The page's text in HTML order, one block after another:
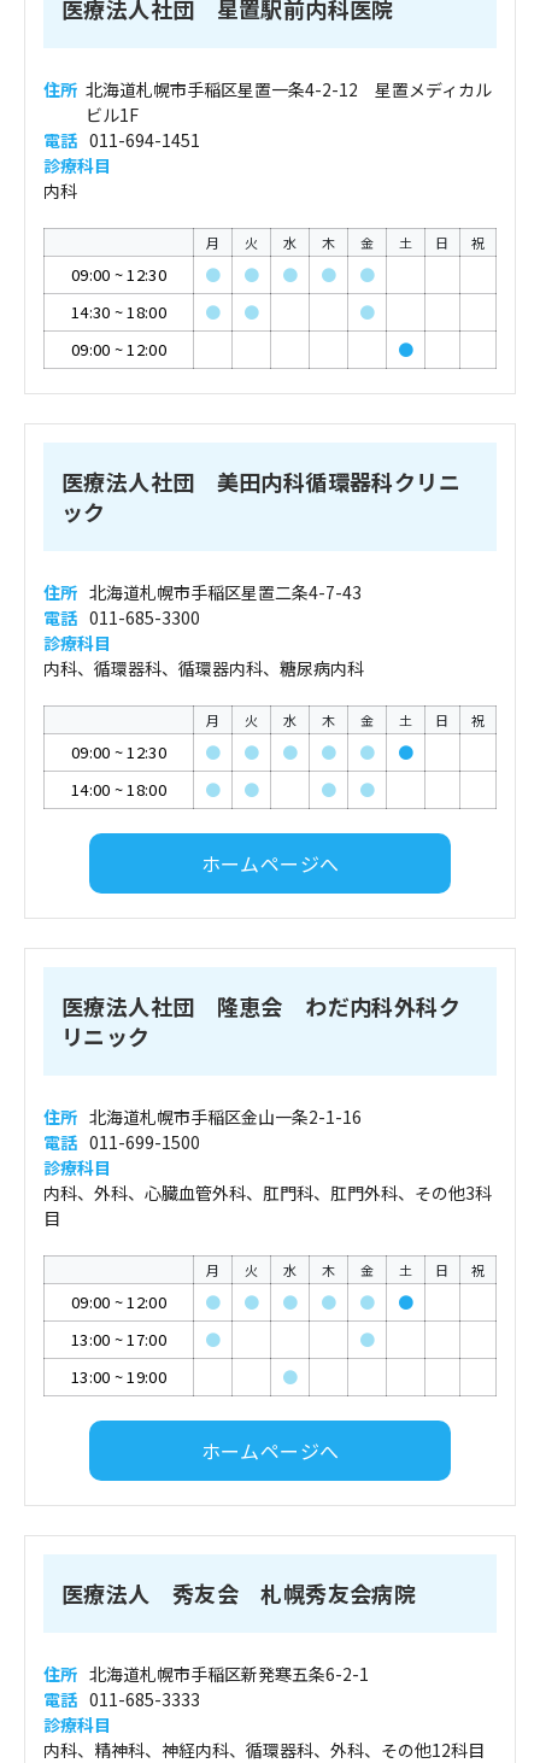
医療法人社団 星置駅前内科医院
住所 北海道札幌市手稲区星置一条4-2-12 星置メディカル
ビル1F
電話 011-694-1451
診療科目
内科
月 火 水 木 金 土 日 祝
09:00 ~12:30 ● ● ● ●
●
14:30 ~18:00 ● ●
●
09:00 ~12:00 ●
医療法人社団 美田内科循環器科クリニ
ック
住所 北海道札幌市手稲区星置二条4-7-43
電話 011-685-3300
診療科目
内科、循環器科、循環器内科、糖尿病内科
月 火 水 木 金 土 日 祝
09:00 ~12:30 ● ● ● ● ●
●
14:00 ~18:00 ● ● ● ●
ホームページへ
医療法人社団 隆恵会 わだ内科外科ク
リニック
住所 北海道札幌市手稲区金山一条2-1-16
電話 011-699-1500
診療科目
内科、外科、心臓血管外科、肛門科、肛門外科、その他3科
目
月 火 水 木 金 土 日 祝
09:00 ~12:00 ● ● ● ● ●
●
13:00 ~17:00 ●
●
13:00 ~19:00 ●
ホームページへ
医療法人 秀友会 札幌秀友会病院
住所 北海道札幌市手稲区新発寒五条6-2-1
電話 011-685-3333
診療科目
内科、精神科、神経内科、循環器科、外科、その他12科目